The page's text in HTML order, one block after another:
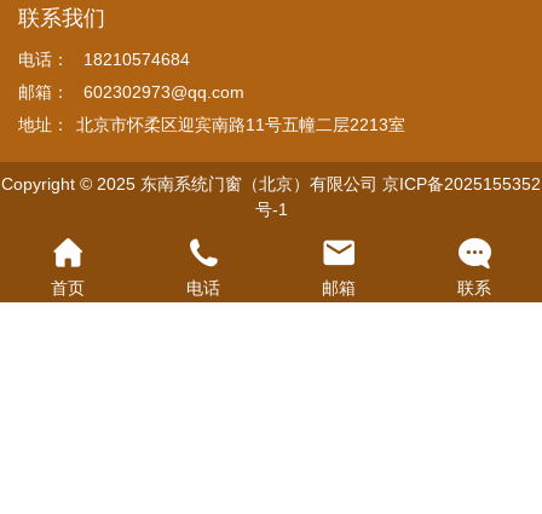
联系我们
电话：
18210574684
邮箱：
602302973@qq.com
地址：
北京市怀柔区迎宾南路11号五幢二层2213室
Copyright © 2025 东南系统门窗（北京）有限公司 京ICP备2025155352
号-1
首页 电话 邮箱 联系